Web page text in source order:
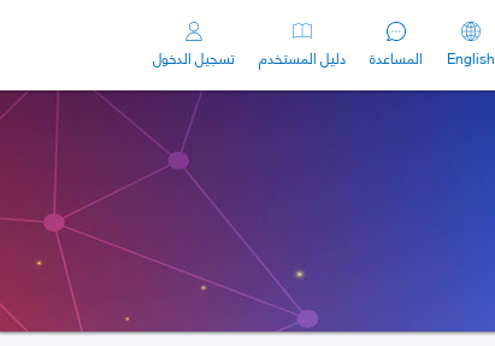
English المساعدة دليل المستخدم تسجيل الدخول